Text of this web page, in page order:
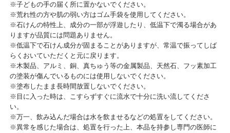
※子どもの手の届く所に置かないでください。
※荒れ性の方や肌の弱い方はゴム手袋を使用してください。
※石けんの特性上、成分の一部が浮遊したり、低温下で濁る場合があ
りますが品質には問題ありません。
※低温下で石けん成分が固まることがありますが、常温で振ってしば
らくおいていただくと元に戻ります。
※木製品、アルミ、銅、真ちゅう等の金属製品、天然石、フッ素加工
の塗装が傷んでいるものには使用しないでください。
※塗布したまま長時間放置しないでください。
※目に入った時は、こすらずすぐに流水で十分に洗い流してくださ
い。
※万一、飲み込んだ場合は水を飲ませるなどの処置をしてください。
※異常を感じた場合は、処置を行った上、本品を持参し専門の医師に